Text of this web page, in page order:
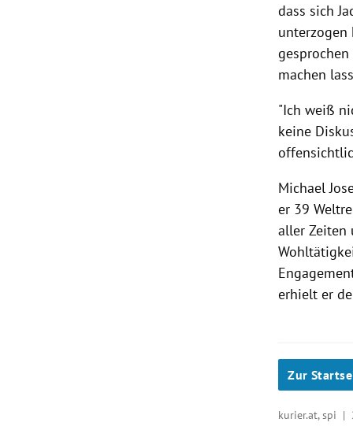
dass sich
unterzogen
machen
"Ich weiß
keine
Michael
er 39
aller Zeiten
erhielt er
Zur
kurier.at, spi |